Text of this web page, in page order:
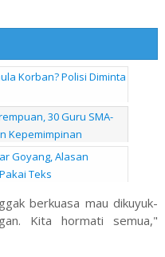
Korban? Polisi Diminta
30 Guru SMA-
Kepemimpinan
Goyang, Alasan
Teks
berkuasa mau dikuyuk-
Kita hormati semua,"